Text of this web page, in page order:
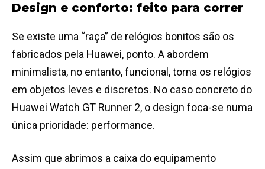
Design e conforto: feito para correr
Se existe uma “raça” de relógios bonitos são os
fabricados pela Huawei, ponto. A abordem
minimalista, no entanto, funcional, torna os relógios
em objetos leves e discretos. No caso concreto do
Huawei Watch GT Runner 2, o design foca-se numa
única prioridade: performance.
Assim que abrimos a caixa do equipamento